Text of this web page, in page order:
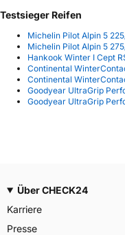
Testsieger Reifen
Michelin Pilot Alpin 5
Michelin Pilot Alpin 5
Hankook Winter I Cept
Continental
Continental
Goodyear UltraGrip
Goodyear UltraGrip
Über CHECK24
Karriere
Presse